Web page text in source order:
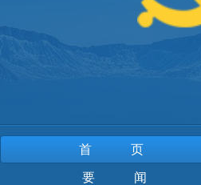
首页
要 闻